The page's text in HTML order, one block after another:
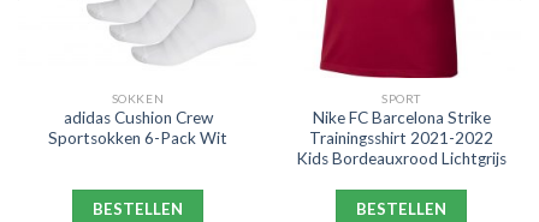
SOKKEN
adidas Cushion Crew
Sportsokken 6-Pack Wit
BESTELLEN
SPORT
Nike FC Barcelona Strike
Trainingsshirt 2021-2022
Kids Bordeauxrood Lichtgrijs
BESTELLEN